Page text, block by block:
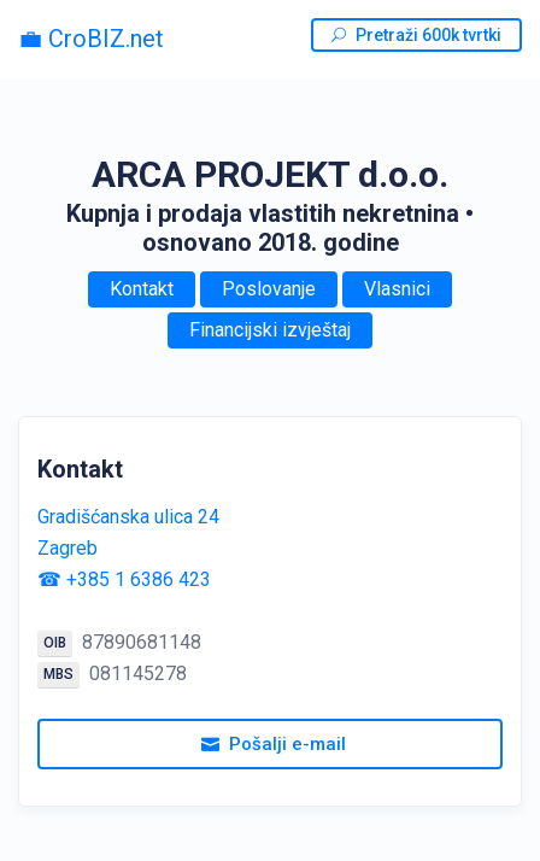
💼 CroBIZ.net Pretraži 600k tvrtki
ARCA PROJEKT d.o.o.
Kupnja i prodaja vlastitih nekretnina •
osnovano 2018. godine
Kontakt Poslovanje
Vlasnici
Financijski izvještaj
Kontakt
Gradišćanska ulica 24
Zagreb
☎ +385 1 6386 423
OIB 87890681148
MBS 081145278
Pošalji e-mail